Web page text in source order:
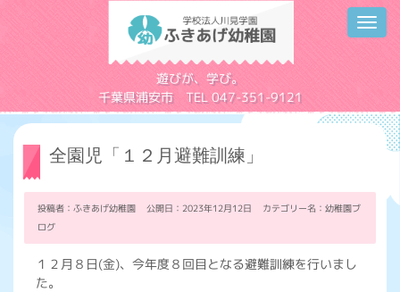
遊びが、学び。
千葉県浦安市 TEL 047-351-9121
全園児「１２月避難訓練」
投稿者：ふきあげ幼稚園 公開日：2023年12月12日 カテゴリー名： 幼稚園ブ
ログ
１２月８日(金)、今年度８回目となる避難訓練を行いまし
た。